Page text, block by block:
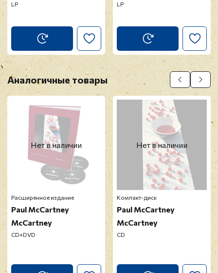
LP LP
Аналогичные товары
Нет в наличии
Расширенное издание
Paul McCartney
McCartney
CD+DVD
Нет в наличии
Компакт-диск
Paul McCartney
McCartney
CD